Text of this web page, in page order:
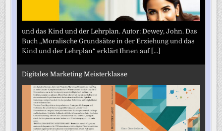
und das Kind und der Lehrplan. Autor: Dewey, John. Das
Buch „Moralische Grundsätze in der Erziehung und das
Kind und der Lehrplan“ erklärt Ihnen auf [...]
Digitales Marketing Meisterklasse